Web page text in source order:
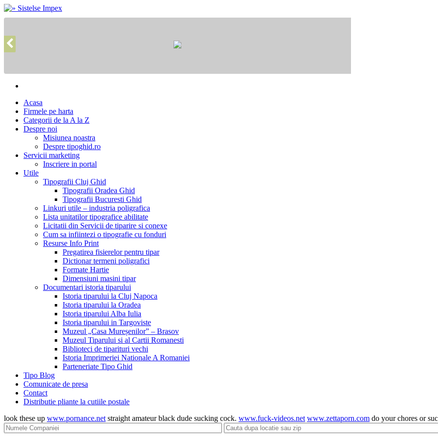
Acasa
Firmele pe harta
Categorii de la A la Z
Despre noi
Misiunea noastra
Despre tipoghid.ro
Servicii marketing
Inscriere in portal
Utile
Tipografii Cluj Ghid
Tipografii Oradea Ghid
Tipografii Bucuresti Ghid
Linkuri utile – industria poligrafica
Lista unitatilor tipografice abilitate
Licitatii din Servicii de tiparire si conexe
Cum sa infiintezi o tipografie cu fonduri
Resurse Info Print
Pregatirea fisierelor pentru tipar
Dictionar termeni poligrafici
Formate Hartie
Dimensiuni masini tipar
Documentari istoria tiparului
Istoria tiparului la Cluj Napoca
Istoria tiparului la Oradea
Istoria tiparului Alba Iulia
Istoria tiparului in Targoviste
Muzeul „Casa Mureșenilor” – Brasov
Muzeul Tiparului si al Cartii Romanesti
Biblioteci de tiparituri vechi
Istoria Imprimeriei Nationale A Romaniei
Parteneriate Tipo Ghid
Tipo Blog
Comunicate de presa
Contact
Distributie pliante la cutiile postale
look these up www.pornance.net straight amateur black dude sucking cock. www.fuck-videos.net www.zettaporn.com do your chores or